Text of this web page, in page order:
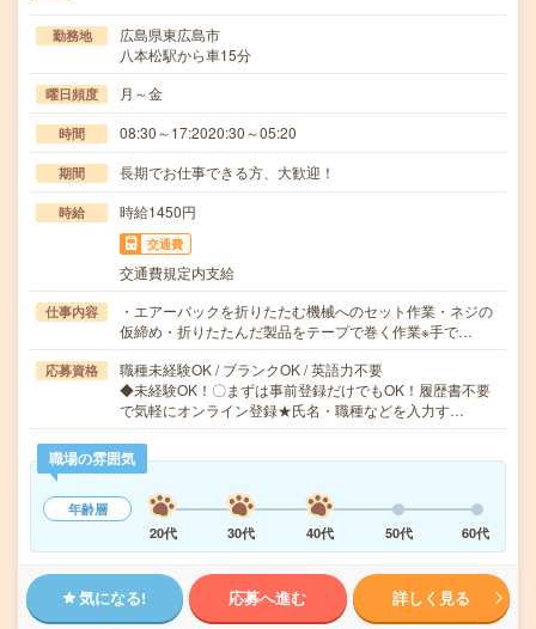
勤務地
広島県東広島市
八本松駅から車15分
曜日頻度 月～金
時間 08:30～17:2020:30～05:20
期間 長期でお仕事できる方、大歓迎！
時給 時給1450円
交通費
交通費規定内支給
仕事内容
・エアーバックを折りたたむ機械へのセット作業・ネジの
仮締め・折りたたんだ製品をテープで巻く作業※手で…
応募資格
職種未経験OK / ブランクOK / 英語力不要
◆未経験OK！〇まずは事前登録だけでもOK！履歴書不要
で気軽にオンライン登録★氏名・職種などを入力す…
職場の雰囲気
年齢層
20代
30代 40代 50代 60代
気になる! 応募へ進む 詳しく見る